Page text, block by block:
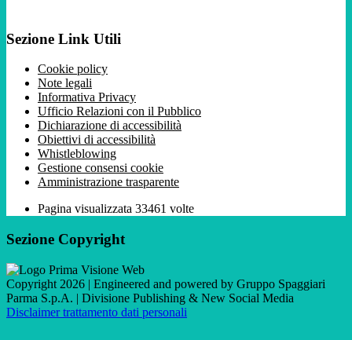
Sezione Link Utili
Cookie policy
Note legali
Informativa Privacy
Ufficio Relazioni con il Pubblico
Dichiarazione di accessibilità
Obiettivi di accessibilità
Whistleblowing
Gestione consensi cookie
Amministrazione trasparente
Pagina visualizzata 33461 volte
Sezione Copyright
Copyright 2026 | Engineered and powered by Gruppo Spaggiari
Parma S.p.A. | Divisione Publishing & New Social Media
Disclaimer trattamento dati personali